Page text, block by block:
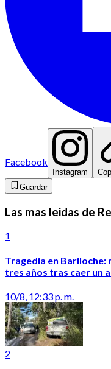
Facebook
Instagram
Guardar
Las mas leidas de
1
Tragedia en Bariloche:
tres años tras caer un
10/8, 12:33 p. m.
2